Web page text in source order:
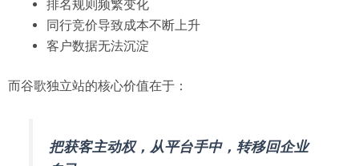
排名规则频繁变化
同行竞价导致成本不断上升
客户数据无法沉淀
而谷歌独立站的核心价值在于：
把获客主动权，从平台手中，转移回企业